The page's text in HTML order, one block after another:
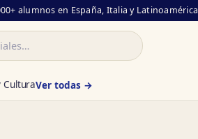
alumnos en España, Italia y Latinoamérica
CulturaVer todas →